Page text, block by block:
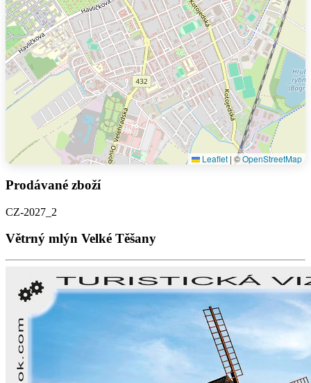
Leaflet | ©OpenStreetMap
Prodávané zboží
CZ-2027_2
Větrný mlýn Velké Těšany